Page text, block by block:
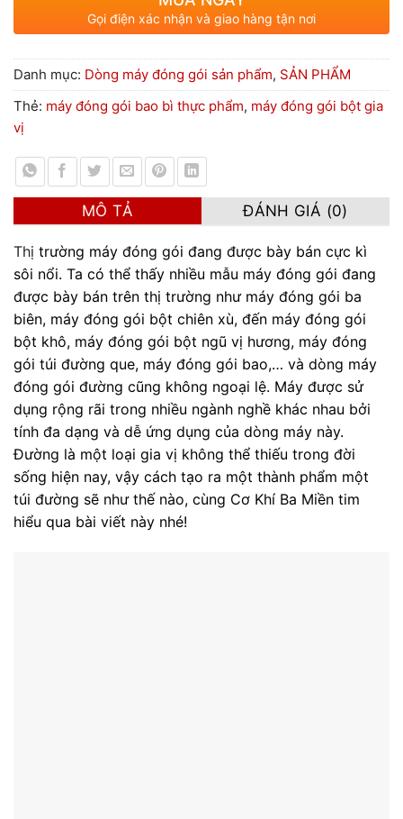
Gọi điện xác nhận và giao hàng tận nơi
Danh mục: Dòng máy đóng gói sản phẩm, SẢN PHẨM
Thẻ: máy đóng gói bao bì thực phẩm, máy đóng gói bột gia
vị
MÔ TẢ ĐÁNH GIÁ (0)
Thị trường máy đóng gói đang được bày bán cực kì
sôi nổi. Ta có thể thấy nhiều mẫu máy đóng gói đang
được bày bán trên thị trường như máy đóng gói ba
biên, máy đóng gói bột chiên xù, đến máy đóng gói
bột khô, máy đóng gói bột ngũ vị hương, máy đóng
gói túi đường que, máy đóng gói bao,… và dòng máy
đóng gói đường cũng không ngoại lệ. Máy được sử
dụng rộng rãi trong nhiều ngành nghề khác nhau bởi
tính đa dạng và dễ ứng dụng của dòng máy này.
Đường là một loại gia vị không thể thiếu trong đời
sống hiện nay, vậy cách tạo ra một thành phẩm một
túi đường sẽ như thế nào, cùng Cơ Khí Ba Miền tim
hiểu qua bài viết này nhé!